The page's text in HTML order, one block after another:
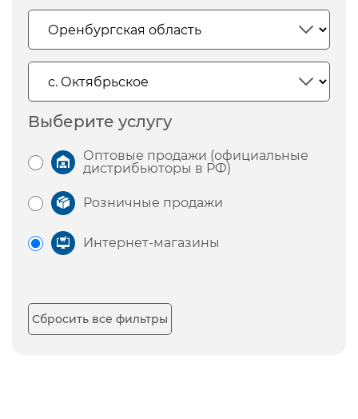
Выберите услугу
Оптовые продажи (официальные
дистрибьюторы в РФ)
Розничные продажи
Интернет-магазины
Сбросить все фильтры